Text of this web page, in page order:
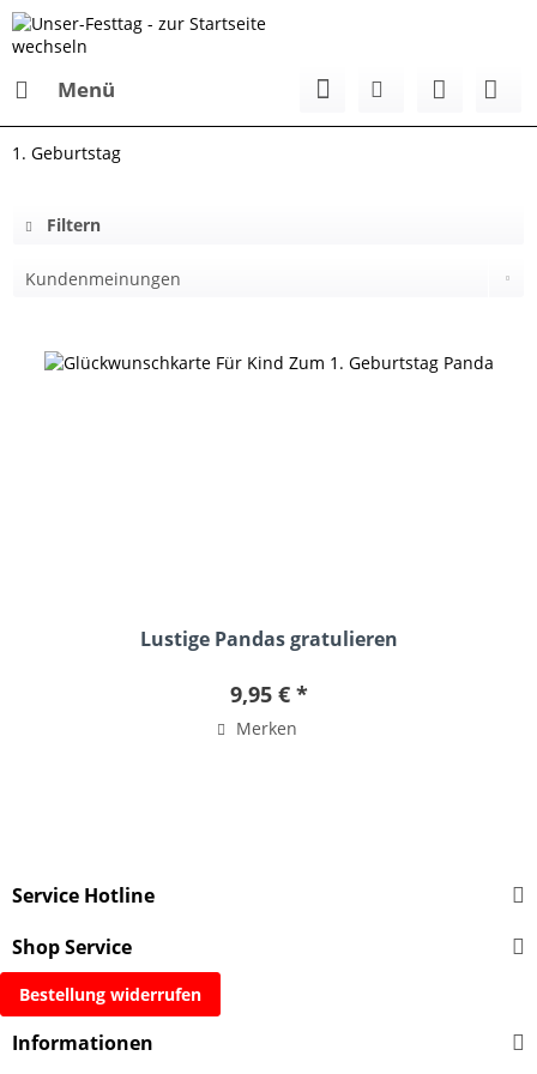
Menü
1. Geburtstag
Filtern
Lustige Pandas gratulieren
9,95 € *
Merken
Service Hotline
Shop Service
Bestellung widerrufen
Informationen